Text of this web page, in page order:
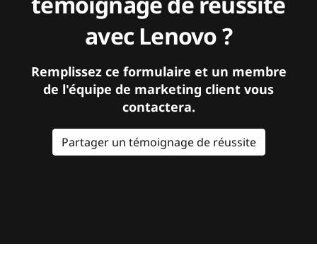
avec Lenovo ?
Remplissez ce formulaire et un membre
de l'équipe de marketing client vous
contactera.
Partager un témoignage de réussite